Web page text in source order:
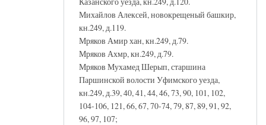
Михайлов Алексей, новокрещеный башкир,
кн.249, д.119.
Мряков Амир хан, кн.249, д.79.
Мряков Ахмр, кн.249, д.79.
Мряков Мухамед Шерып, старшина
Паршинской волости Уфимского уезда,
кн.249, д.39, 40, 41, 44, 46, 73, 90, 101, 102,
104-106, 121, 66, 67, 70-74, 79, 87, 89, 91, 92,
96, 97, 107;